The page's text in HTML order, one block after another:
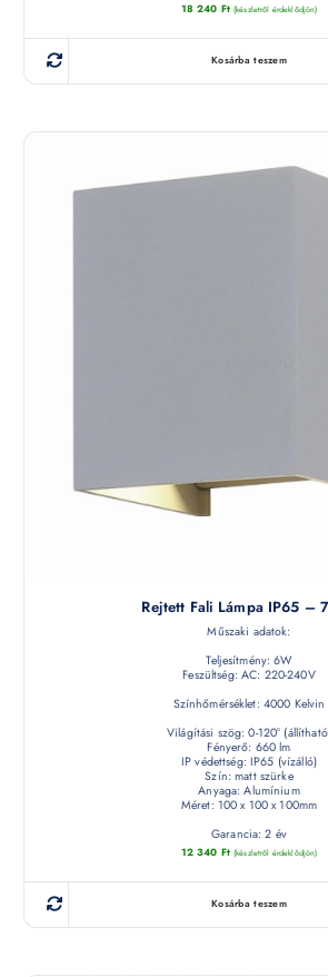
18 240 Ft (készletről érdeklődjön)
Kosárba teszem
Rejtett Fali Lámpa IP65 –
Műszaki adatok:
Teljesítmény: 6W
Feszültség: AC: 220-240V
Színhőmérséklet: 4000 Kelvin
Világítási szög: 0-120°
Fényerő: 660 lm
IP védettség: IP65 (vízálló)
Szín: matt szürke
Anyaga: Alumínium
Méret: 100 x 100 x 100mm
Garancia: 2 év
12 340 Ft (készletről érdeklődjön)
Kosárba teszem